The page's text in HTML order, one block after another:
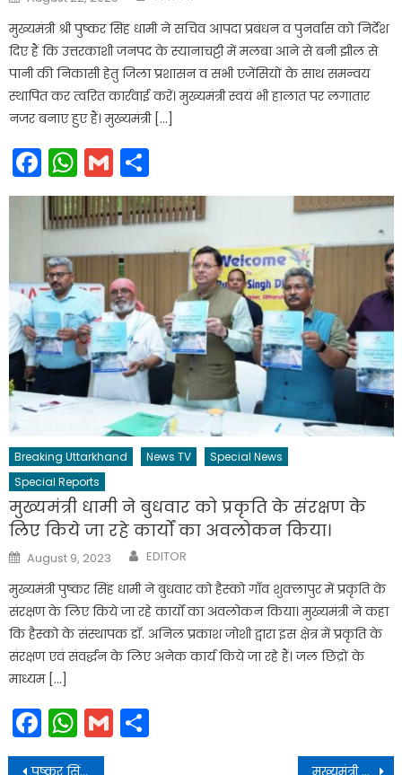
on
मुख्यमंत्री श्री पुष्कर सिंह धामी ने सचिव आपदा प्रबंधन व पुनर्वास को निर्देश
दिए हैं कि उत्तरकाशी जनपद के स्यानाचट्टी में मलबा आने से बनी झील से
पानी की निकासी हेतु जिला प्रशासन व सभी एजेंसियों के साथ समन्वय
स्थापित कर त्वरित कार्रवाई करें। मुख्यमंत्री स्वयं भी हालात पर लगातार
नजर बनाए हुए हैं। मुख्यमंत्री […]
Facebook
WhatsApp
Gmail
Breaking Uttarkhand News TV
Special News
Special Reports
मुख्यमंत्री धामी ने बुधवार को प्रकृति के संरक्षण के
लिए किये जा रहे कार्यों का अवलोकन किया।
Posted
on
August 9, 2023 Author
EDITOR
मुख्यमंत्री पुष्कर सिंह धामी ने बुधवार को हैस्को गाँव शुक्लापुर में प्रकृति के
संरक्षण के लिए किये जा रहे कार्यों का अवलोकन किया। मुख्यमंत्री ने कहा
कि हैस्को के संस्थापक डॉ. अनिल प्रकाश जोशी द्वारा इस क्षेत्र में प्रकृति के
संरक्षण एवं संवर्द्धन के लिए अनेक कार्य किये जा रहे हैं। जल छिद्रों के
माध्यम […]
Facebook
WhatsApp
Gmail